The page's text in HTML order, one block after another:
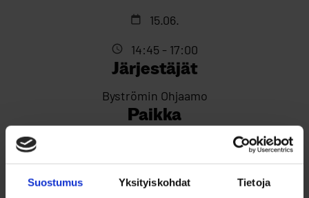
Suostumus Yksityiskohdat Tietoja
15.06.
14:45 - 17:00
Järjestäjät
Byströmin Ohjaamo
Paikka
Keskuskirjasto Saari (Kaarlenväylä 3)
Vapaasanahaku
Byströmin Ohjaamo, Keskuskirjasto Saari,